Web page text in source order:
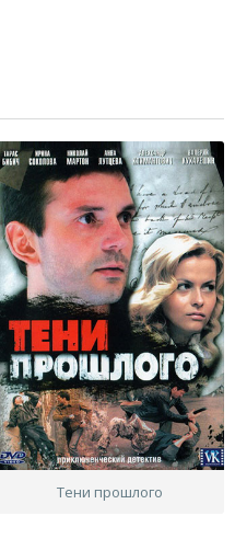
Тени прошлого